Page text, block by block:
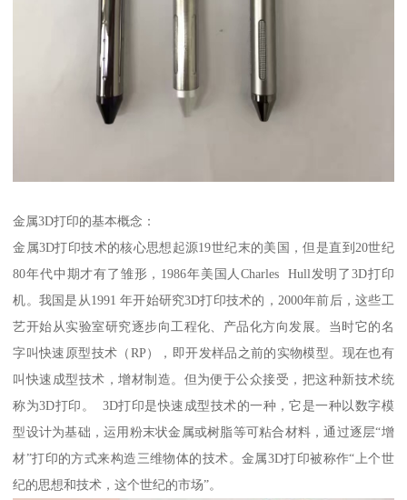
金属3D打印的基本概念：
金属3D打印技术的核心思想起源19世纪末的美国，但是直到20世纪
80年代中期才有了雏形，1986年美国人Charles Hull发明了3D打印
机。我国是从1991 年开始研究3D打印技术的，2000年前后，这些工
艺开始从实验室研究逐步向工程化、产品化方向发展。当时它的名
字叫快速原型技术（RP），即开发样品之前的实物模型。现在也有
叫快速成型技术，增材制造。但为便于公众接受，把这种新技术统
称为3D打印。 3D打印是快速成型技术的一种，它是一种以数字模
型设计为基础，运用粉末状金属或树脂等可粘合材料，通过逐层“增
材”打印的方式来构造三维物体的技术。金属3D打印被称作“上个世
纪的思想和技术，这个世纪的市场”。